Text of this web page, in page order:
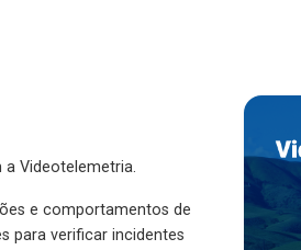
Videotelemetria.
e comportamentos de
para verificar incidentes